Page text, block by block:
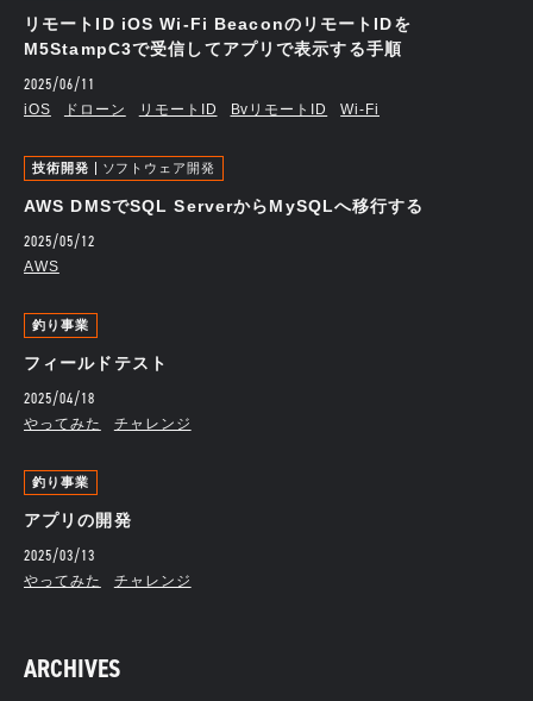
リモートID iOS Wi-Fi BeaconのリモートIDを
M5StampC3で受信してアプリで表示する手順
2025/06/11
iOS ドローン リモートID BvリモートID Wi-Fi
技術開発 ソフトウェア開発
AWS DMSでSQL ServerからMySQLへ移行する
2025/05/12
AWS
釣り事業
フィールドテスト
2025/04/18
やってみた チャレンジ
釣り事業
アプリの開発
2025/03/13
やってみた チャレンジ
ARCHIVES